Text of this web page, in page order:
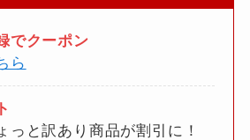
でクーポン
ら
っと訳あり商品が割引に！